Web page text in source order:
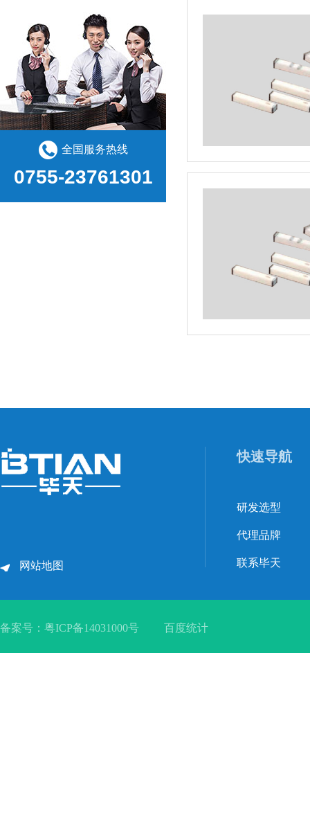
全国服务热线
0755-23761301
网站地图
快速导航
研发选型
代理品牌
联系毕天
备案号： 粤ICP备14031000号 百度统计